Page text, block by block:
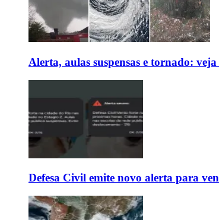
Alerta, aulas suspensas e tornado:
Defesa Civil emite novo alerta para